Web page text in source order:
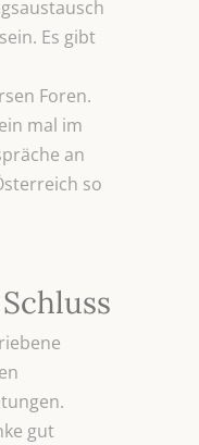
Es gibt
Foren.
mal im
an
so
gut